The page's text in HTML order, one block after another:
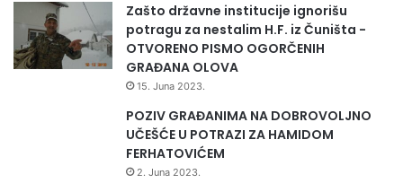
Zašto državne institucije ignorišu
potragu za nestalim H.F. iz Čuništa -
OTVORENO PISMO OGORČENIH
GRAĐANA OLOVA
15. Juna 2023.
POZIV GRAĐANIMA NA DOBROVOLJNO
UČEŠĆE U POTRAZI ZA HAMIDOM
FERHATOVIĆEM
2. Juna 2023.